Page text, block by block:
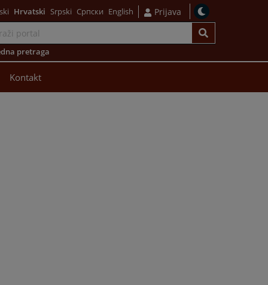
Hrvatski Srpski Српски English Prijava
pretraga
Kontakt